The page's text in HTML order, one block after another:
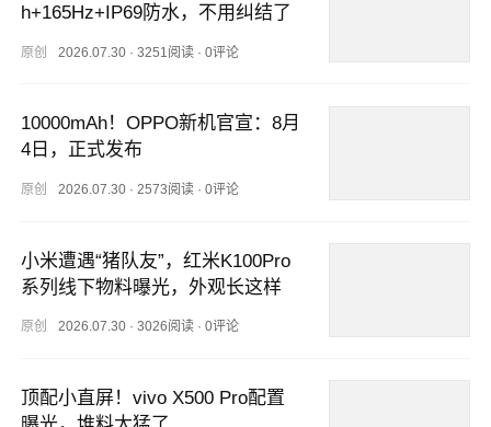
h+165Hz+IP69防水，不用纠结了
原创 2026.07.30· 3251阅读· 0评论
10000mAh！OPPO新机官宣：8月
4日，正式发布
原创 2026.07.30· 2573阅读· 0评论
小米遭遇“猪队友”，红米K100Pro
系列线下物料曝光，外观长这样
原创 2026.07.30· 3026阅读· 0评论
顶配小直屏！vivo X500 Pro配置